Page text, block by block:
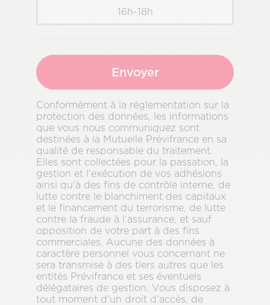
16h-18h
Envoyer
Conformément à la réglementation sur la
protection des données, les informations
que vous nous communiquez sont
destinées à la Mutuelle Prévifrance en sa
qualité de responsable du traitement.
Elles sont collectées pour la passation, la
gestion et l’exécution de vos adhésions
ainsi qu’à des fins de contrôle interne, de
lutte contre le blanchiment des capitaux
et le financement du terrorisme, de lutte
contre la fraude à l’assurance, et sauf
opposition de votre part à des fins
commerciales. Aucune des données à
caractère personnel vous concernant ne
sera transmise à des tiers autres que les
entités Prévifrance et ses éventuels
délégataires de gestion. Vous disposez à
tout moment d’un droit d’accès, de